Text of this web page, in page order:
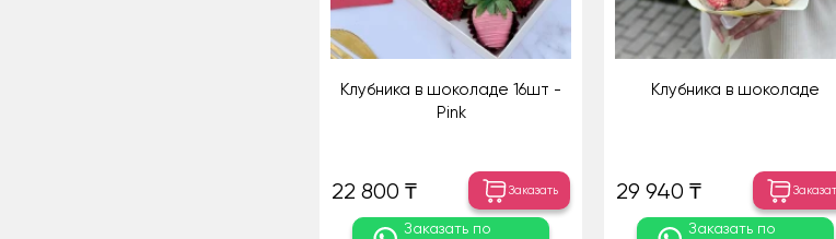
Клубника в шоколаде 16шт -
Pink
22 800 ₸ Заказать
Заказать по
Клубника в шоколаде
29 940 ₸
Заказать по